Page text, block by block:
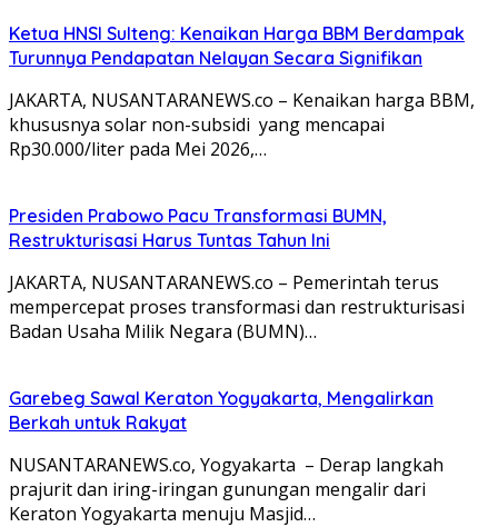
Ketua HNSI Sulteng: Kenaikan Harga BBM Berdampak
Turunnya Pendapatan Nelayan Secara Signifikan
JAKARTA, NUSANTARANEWS.co – Kenaikan harga BBM,
khususnya solar non-subsidi yang mencapai
Rp30.000/liter pada Mei 2026,…
Presiden Prabowo Pacu Transformasi BUMN,
Restrukturisasi Harus Tuntas Tahun Ini
JAKARTA, NUSANTARANEWS.co – Pemerintah terus
mempercepat proses transformasi dan restrukturisasi
Badan Usaha Milik Negara (BUMN)…
Garebeg Sawal Keraton Yogyakarta, Mengalirkan
Berkah untuk Rakyat
NUSANTARANEWS.co, Yogyakarta – Derap langkah
prajurit dan iring-iringan gunungan mengalir dari
Keraton Yogyakarta menuju Masjid…